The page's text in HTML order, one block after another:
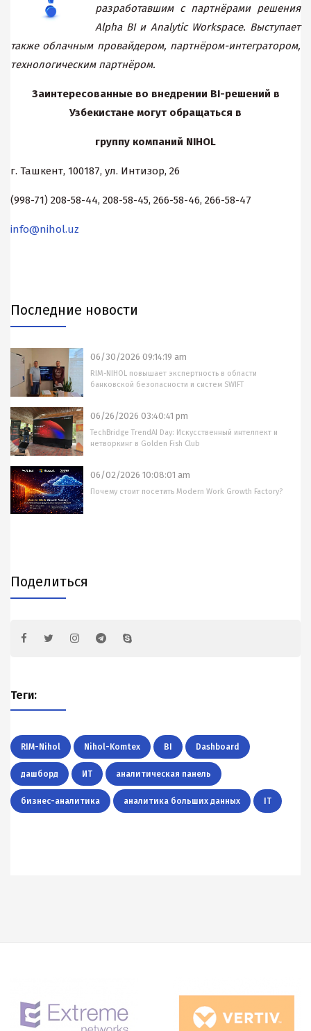
разработавшим с партнёрами решения
Alpha BI и Analytic Workspace. Выступает
также облачным провайдером, партнёром-интегратором,
технологическим партнёром.
Заинтересованные во внедрении BI-решений в
Узбекистане могут обращаться в
группу компаний NIHOL
г. Ташкент, 100187, ул. Интизор, 26
(998-71) 208-58-44, 208-58-45, 266-58-46, 266-58-47
info@nihol.uz
Последние новости
06/30/2026 09:14:19 am
RIM-NIHOL повышает экспертность в области
банковской безопасности и систем SWIFT
06/26/2026 03:40:41 pm
TechBridge TrendAI Day: Искусственный интеллект и
нетворкинг в Golden Fish Club
06/02/2026 10:08:01 am
Почему стоит посетить Modern Work Growth Factory?
Поделиться
Теги:
RIM-Nihol Nihol-Komtex BI Dashboard
дашборд ИТ аналитическая панель
бизнес-аналитика аналитика больших данных IT